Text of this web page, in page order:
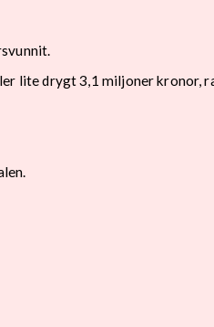
lite drygt 3,1 miljoner kronor,